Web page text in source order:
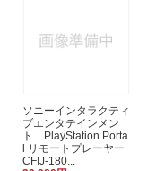
ソニーインタラクティ
ブエンタテインメン
ト PlayStation Porta
l リモートプレーヤー
CFIJ-180...